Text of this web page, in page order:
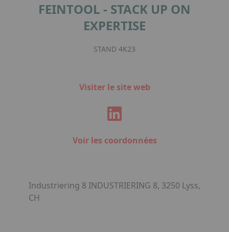
Facebook
Instagram
Linkedin
FEINTOOL - STACK UP ON
EXPERTISE
STAND 4K23
Visiter le site web
Voir les coordonnées
Industriering 8 INDUSTRIERING 8, 3250 Lyss,
CH